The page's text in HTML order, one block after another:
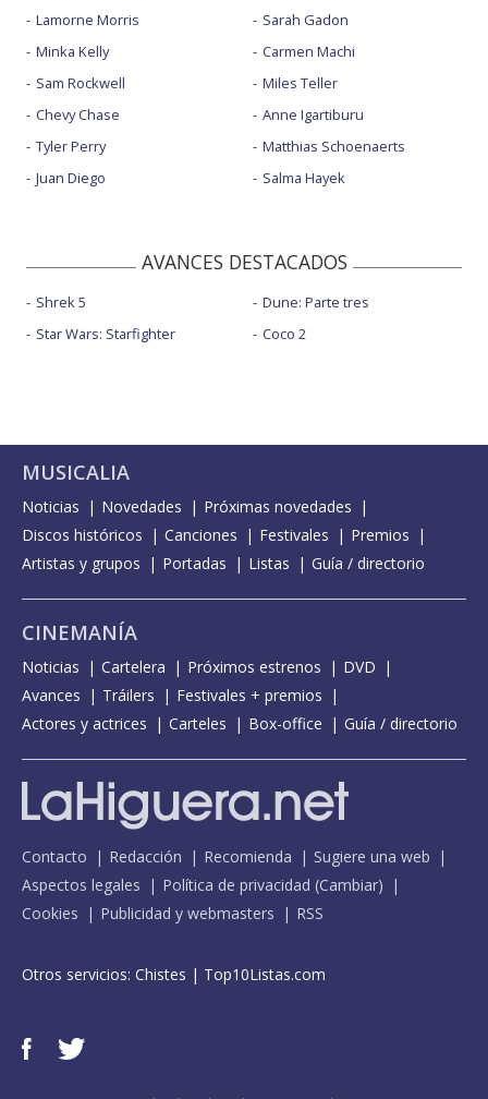
Lamorne Morris
Minka Kelly
Sam Rockwell
Chevy Chase
Tyler Perry
Juan Diego
Sarah Gadon
Carmen Machi
Miles Teller
Anne Igartiburu
Matthias Schoenaerts
Salma Hayek
AVANCES DESTACADOS
Shrek 5
Star Wars: Starfighter
Dune: Parte tres
Coco 2
MUSICALIA
Noticias Novedades
Próximas novedades
Discos históricos
Canciones Festivales
Premios
Artistas y grupos
Portadas Listas Guía / directorio
CINEMANÍA
Noticias Cartelera Próximos estrenos
DVD
Avances
Tráilers
Festivales + premios
Actores y actrices
Carteles Box-office Guía / directorio
Contacto Redacción Recomienda
Sugiere una web
Aspectos legales
Política de privacidad (Cambiar)
Cookies
Publicidad y webmasters RSS
Otros servicios: Chistes | Top10Listas.com